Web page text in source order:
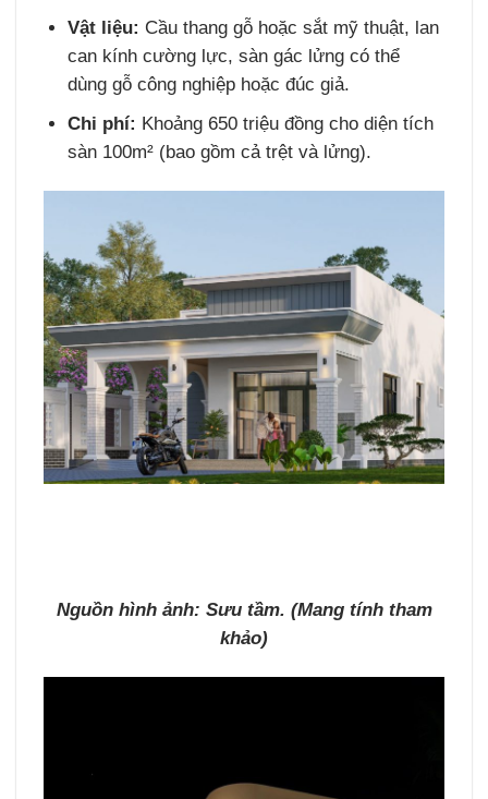
Vật liệu: Cầu thang gỗ hoặc sắt mỹ thuật, lan
can kính cường lực, sàn gác lửng có thể
dùng gỗ công nghiệp hoặc đúc giả.
Chi phí: Khoảng 650 triệu đồng cho diện tích
sàn 100m² (bao gồm cả trệt và lửng).
Nguồn hình ảnh: Sưu tầm. (Mang tính tham
khảo)